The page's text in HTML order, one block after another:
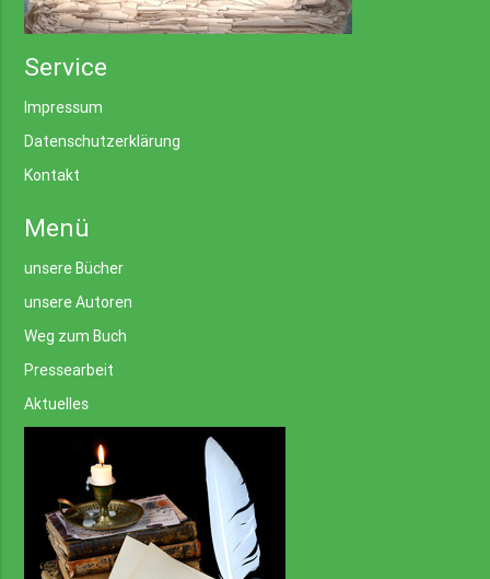
Service
Impressum
Datenschutzerklärung
Kontakt
Menü
unsere Bücher
unsere Autoren
Weg zum Buch
Pressearbeit
Aktuelles